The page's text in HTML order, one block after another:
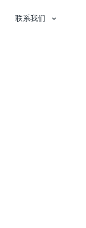
联系我们